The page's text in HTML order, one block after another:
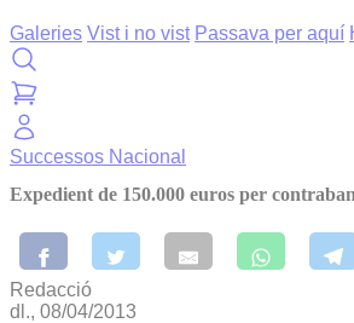
Galeries Vist i no vist Passava per aquí
Successos Nacional
Expedient de 150.000 euros per contraban
Redacció
dl., 08/04/2013